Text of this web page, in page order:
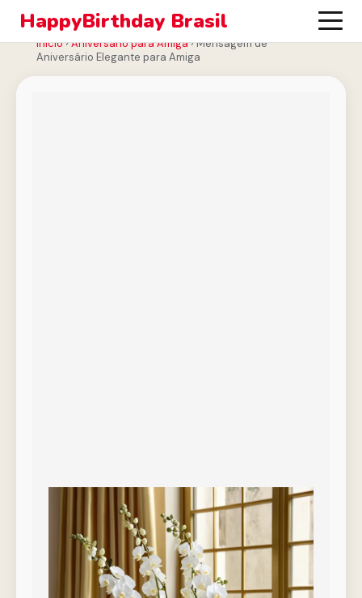
HappyBirthday Brasil
Início›Aniversário para Amiga›Mensagem de
Aniversário Elegante para Amiga